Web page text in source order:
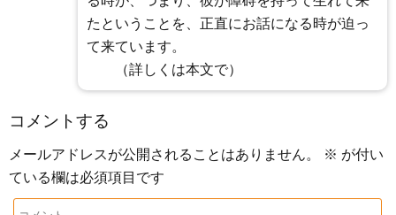
たということを、正直にお話になる時が迫っ
て来ています。
（詳しくは本文で）
コメントする
メールアドレスが公開されることはありません。 ※ が付い
ている欄は必須項目です